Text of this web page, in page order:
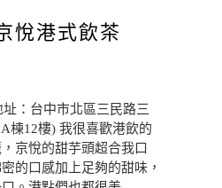
悅港式飲茶
：台中市北區三民路三
棟12樓) 我很喜歡港飲的
京悅的甜芋頭超合我口
的口感加上足夠的甜味，